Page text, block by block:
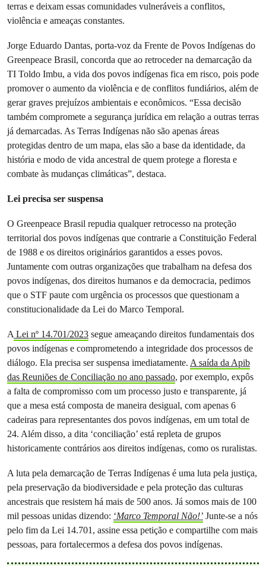
terras e deixam essas comunidades vulneráveis a conflitos,
violência e ameaças constantes.
Jorge Eduardo Dantas, porta-voz da Frente de Povos Indígenas do
Greenpeace Brasil, concorda que ao retroceder na demarcação da
TI Toldo Imbu, a vida dos povos indígenas fica em risco, pois pode
promover o aumento da violência e de conflitos fundiários, além de
gerar graves prejuízos ambientais e econômicos. “Essa decisão
também compromete a segurança jurídica em relação a outras terras
já demarcadas. As Terras Indígenas não são apenas áreas
protegidas dentro de um mapa, elas são a base da identidade, da
história e modo de vida ancestral de quem protege a floresta e
combate às mudanças climáticas”, destaca.
Lei precisa ser suspensa
O Greenpeace Brasil repudia qualquer retrocesso na proteção
territorial dos povos indígenas que contrarie a Constituição Federal
de 1988 e os direitos originários garantidos a esses povos.
Juntamente com outras organizações que trabalham na defesa dos
povos indígenas, dos direitos humanos e da democracia, pedimos
que o STF paute com urgência os processos que questionam a
constitucionalidade da Lei do Marco Temporal.
ALei nº 14.701/2023 segue ameaçando direitos fundamentais dos
povos indígenas e comprometendo a integridade dos processos de
diálogo. Ela precisa ser suspensa imediatamente. A saída da Apib
das Reuniões de Conciliação no ano passado, por exemplo, expôs
a falta de compromisso com um processo justo e transparente, já
que a mesa está composta de maneira desigual, com apenas 6
cadeiras para representantes dos povos indígenas, em um total de
24. Além disso, a dita ‘conciliação’ está repleta de grupos
historicamente contrários aos direitos indígenas, como os ruralistas.
A luta pela demarcação de Terras Indígenas é uma luta pela justiça,
pela preservação da biodiversidade e pela proteção das culturas
ancestrais que resistem há mais de 500 anos. Já somos mais de 100
mil pessoas unidas dizendo: ‘Marco Temporal Não!’ Junte-se a nós
pelo fim da Lei 14.701, assine essa petição e compartilhe com mais
pessoas, para fortalecermos a defesa dos povos indígenas.